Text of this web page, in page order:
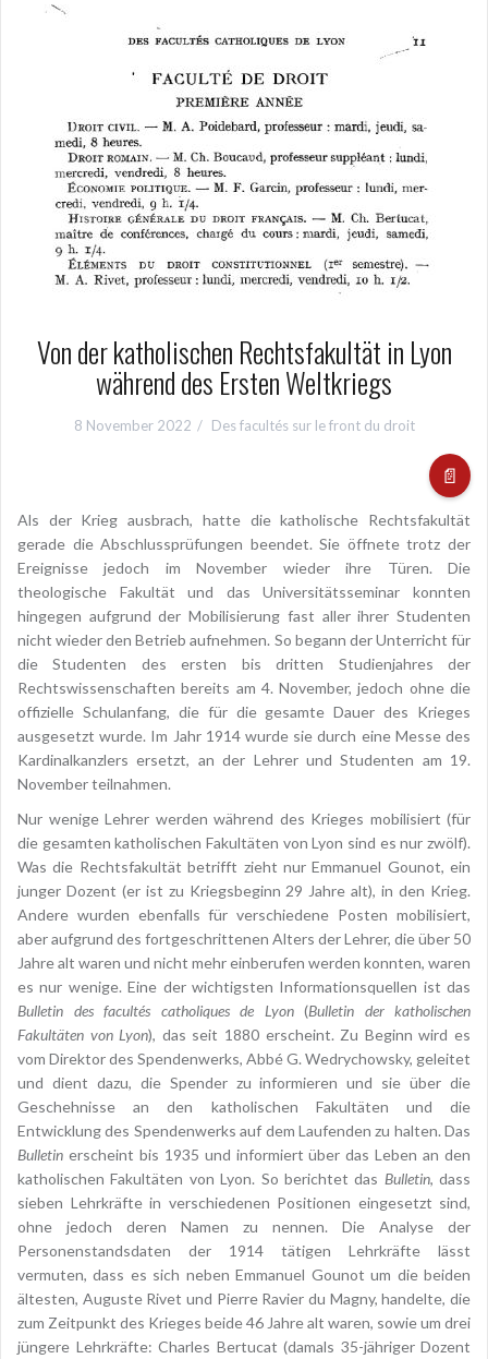
Von der katholischen Rechtsfakultät in Lyon
während des Ersten Weltkriegs
8 November 2022 Des facultés sur le front du droit
📄
Als der Krieg ausbrach, hatte die katholische Rechtsfakultät
gerade die Abschlussprüfungen beendet. Sie öffnete trotz der
Ereignisse jedoch im November wieder ihre Türen. Die
theologische Fakultät und das Universitätsseminar konnten
hingegen aufgrund der Mobilisierung fast aller ihrer Studenten
nicht wieder den Betrieb aufnehmen. So begann der Unterricht für
die Studenten des ersten bis dritten Studienjahres der
Rechtswissenschaften bereits am 4. November, jedoch ohne die
offizielle Schulanfang, die für die gesamte Dauer des Krieges
ausgesetzt wurde. Im Jahr 1914 wurde sie durch eine Messe des
Kardinalkanzlers ersetzt, an der Lehrer und Studenten am 19.
November teilnahmen.
Nur wenige Lehrer werden während des Krieges mobilisiert (für
die gesamten katholischen Fakultäten von Lyon sind es nur zwölf).
Was die Rechtsfakultät betrifft zieht nur Emmanuel Gounot, ein
junger Dozent (er ist zu Kriegsbeginn 29 Jahre alt), in den Krieg.
Andere wurden ebenfalls für verschiedene Posten mobilisiert,
aber aufgrund des fortgeschrittenen Alters der Lehrer, die über 50
Jahre alt waren und nicht mehr einberufen werden konnten, waren
es nur wenige. Eine der wichtigsten Informationsquellen ist das
Bulletin des facultés catholiques de Lyon(Bulletin der katholischen
Fakultäten von Lyon), das seit 1880 erscheint. Zu Beginn wird es
vom Direktor des Spendenwerks, Abbé G. Wedrychowsky, geleitet
und dient dazu, die Spender zu informieren und sie über die
Geschehnisse an den katholischen Fakultäten und die
Entwicklung des Spendenwerks auf dem Laufenden zu halten. Das
Bulletin erscheint bis 1935 und informiert über das Leben an den
katholischen Fakultäten von Lyon. So berichtet das Bulletin, dass
sieben Lehrkräfte in verschiedenen Positionen eingesetzt sind,
ohne jedoch deren Namen zu nennen. Die Analyse der
Personenstandsdaten der 1914 tätigen Lehrkräfte lässt
vermuten, dass es sich neben Emmanuel Gounot um die beiden
ältesten, Auguste Rivet und Pierre Ravier du Magny, handelte, die
zum Zeitpunkt des Krieges beide 46 Jahre alt waren, sowie um drei
jüngere Lehrkräfte: Charles Bertucat (damals 35-jähriger Dozent